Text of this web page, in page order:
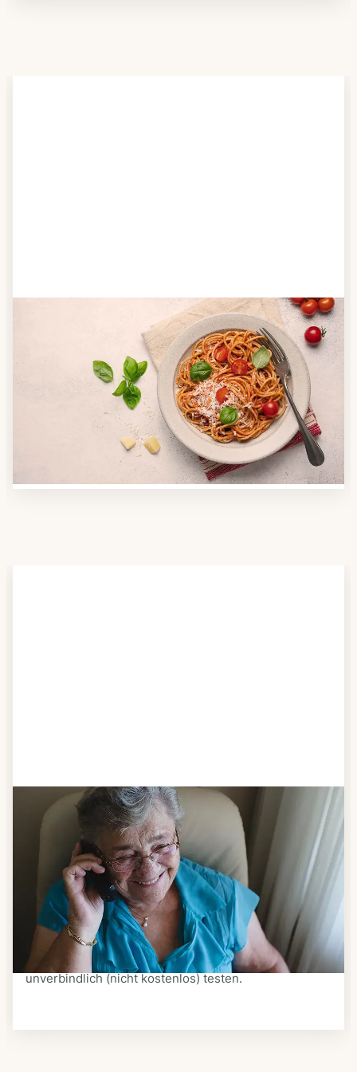
Anbieter finden
Nutzen Sie unsere große Mahlzeiten-Dienst-Suche,
um herauszufinden, welche Anbieter es in Ihrer
Region gibt und welcher am besten zu Ihnen passt.
Verschaffen Sie sich auch einen Überblick über die
Essen auf Rädern-Kosten.
Schritt 3
Bestellen & liefern lassen
Suchen Sie sich aus dem Speiseplan Ihres Anbieters
aus, was Ihnen schmeckt. Bestellen Sie telefonisch,
schriftlich oder im Online-Shop Ihres Anbieters.
Ein Kurier liefert Ihnen das bestellte Essen zum
vereinbarten Zeitpunkt nach Hause. Bei vielen
Anbietern können Sie Essen auf Rädern auch
unverbindlich (nicht kostenlos) testen.